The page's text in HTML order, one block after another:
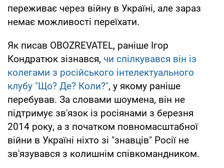
переживає через війну в Україні, але зараз
немає можливості переїхати.
Як писав OBOZREVATEL, раніше Ігор
Кондратюк зізнався, чи спілкувався він із
колегами з російського інтелектуального
клубу "Що? Де? Коли?", у якому раніше
перебував. За словами шоумена, він не
підтримує зв'язок із росіянами з березня
2014 року, а з початком повномасштабної
війни в Україні ніхто зі "знавців" Росії не
зв'язувався з колишнім співкомандником.